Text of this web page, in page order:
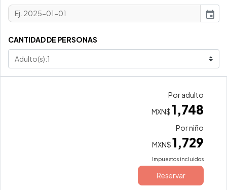
event
CANTIDAD DE PERSONAS
Por adulto
MXN$1,748
Por niño
MXN$1,729
Impuestos incluidos
Reservar